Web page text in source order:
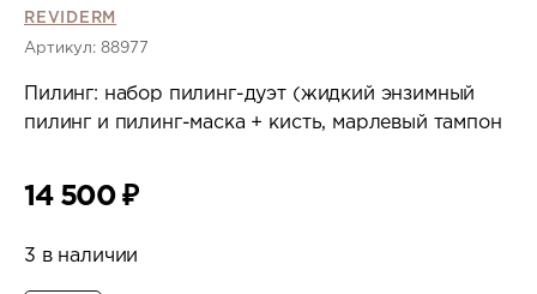
REVIDERM
Артикул: 88977
Пилинг: набор пилинг-дуэт (жидкий энзимный
пилинг и пилинг-маска + кисть, марлевый тампон
14 500 ₽
3 в наличии